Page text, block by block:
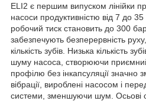
ELI2 є першим випуском лінійки
насоси продуктивністю від 7 до
робочий тиск становить до 300
забезпечують безперервність
кількість зубів. Низька кількість
шуму насоса, створюючи
профілю без інкапсуляції значно
вібрації, вироблені насосом і
системи, зменшуючи шум. Осьові